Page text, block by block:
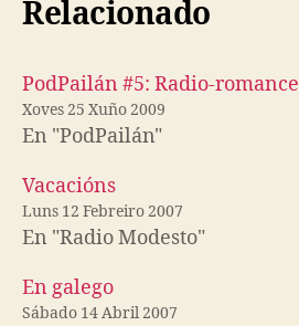
Relacionado
PodPailán #5: Radio-romance
Xoves 25 Xuño 2009
En "PodPailán"
Vacacións
Luns 12 Febreiro 2007
En "Radio Modesto"
En galego
Sábado 14 Abril 2007